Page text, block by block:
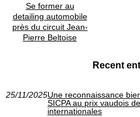
Se former au
detailing automobile
près du circuit Jean-
Pierre Beltoise
Recent
25/11/2025Une reconnaissance
SICPA au prix vaudois
internationales